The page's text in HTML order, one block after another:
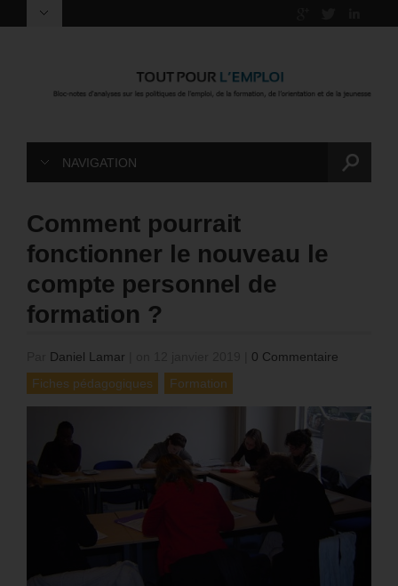
NAVIGATION
Comment pourrait
fonctionner le nouveau le
compte personnel de
formation ?
Daniel Lamar
0 Commentaire
Fiches pédagogiques
Formation